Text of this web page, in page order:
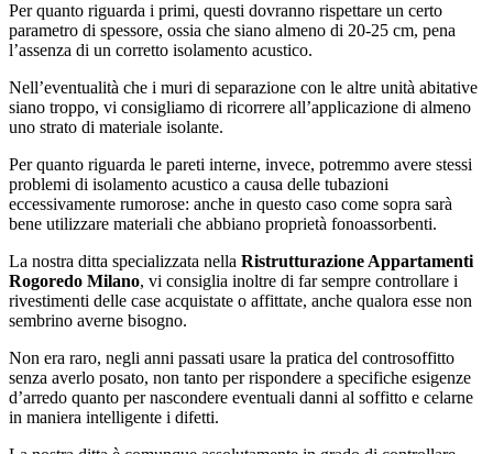
Per quanto riguarda i primi, questi dovranno rispettare un certo
parametro di spessore, ossia che siano almeno di 20-25 cm, pena
l’assenza di un corretto isolamento acustico.
Nell’eventualità che i muri di separazione con le altre unità abitative
siano troppo, vi consigliamo di ricorrere all’applicazione di almeno
uno strato di materiale isolante.
Per quanto riguarda le pareti interne, invece, potremmo avere stessi
problemi di isolamento acustico a causa delle tubazioni
eccessivamente rumorose: anche in questo caso come sopra sarà
bene utilizzare materiali che abbiano proprietà fonoassorbenti.
La nostra ditta specializzata nella Ristrutturazione Appartamenti
Rogoredo Milano, vi consiglia inoltre di far sempre controllare i
rivestimenti delle case acquistate o affittate, anche qualora esse non
sembrino averne bisogno.
Non era raro, negli anni passati usare la pratica del controsoffitto
senza averlo posato, non tanto per rispondere a specifiche esigenze
d’arredo quanto per nascondere eventuali danni al soffitto e celarne
in maniera intelligente i difetti.